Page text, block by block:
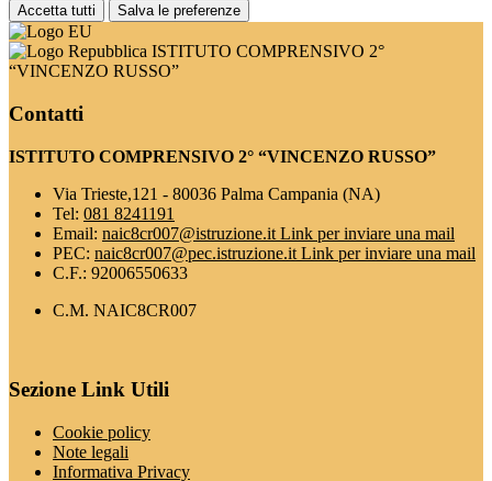
Accetta tutti Salva le preferenze
ISTITUTO COMPRENSIVO 2°
“VINCENZO RUSSO”
Contatti
ISTITUTO COMPRENSIVO 2° “VINCENZO RUSSO”
Via Trieste,121 - 80036 Palma Campania (NA)
Tel: 081 8241191
Email: naic8cr007@istruzione.it Link per inviare una mail
PEC: naic8cr007@pec.istruzione.it Link per inviare una mail
C.F.: 92006550633
C.M. NAIC8CR007
Sezione Link Utili
Cookie policy
Note legali
Informativa Privacy